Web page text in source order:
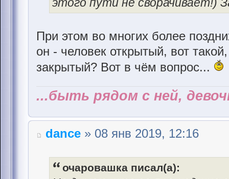
При этом во многих более
он - человек открытый, вот
закрытый? Вот в чём вопрос...
...быть рядом с ней,
dance » 08 янв 2019, 12:16
очаровашка писал(а):